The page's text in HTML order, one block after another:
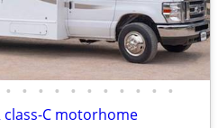
• • • • • • • • • • •
class-C motorhome